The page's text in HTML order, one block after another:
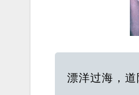
漂洋过海，道